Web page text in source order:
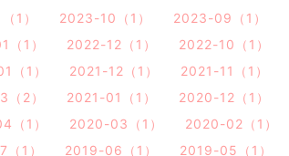
1） 2023-10（1） 2023-09（1）
1） 2022-12（1） 2022-10（1）
（1） 2021-12（1） 2021-11（1）
2） 2021-01（1） 2020-12（1）
（1） 2020-03（1） 2020-02（1）
1） 2019-06（1） 2019-05（1）